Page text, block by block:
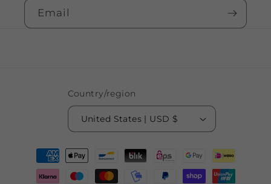
Email
Country/region
United States | USD $
Payment
methods